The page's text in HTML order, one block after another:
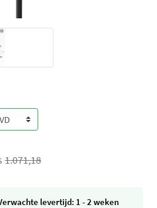
1.071,18
Verwachte levertijd: 1 - 2 weken